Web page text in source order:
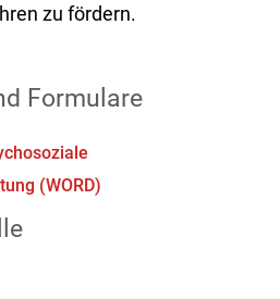
zu fördern.
Formulare
(WORD)